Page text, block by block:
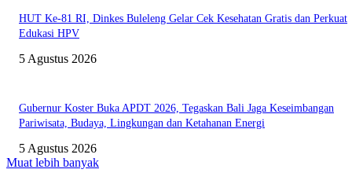
HUT Ke-81 RI, Dinkes Buleleng Gelar Cek Kesehatan Gratis dan Perkuat
Edukasi HPV
5 Agustus 2026
Gubernur Koster Buka APDT 2026, Tegaskan Bali Jaga Keseimbangan
Pariwisata, Budaya, Lingkungan dan Ketahanan Energi
5 Agustus 2026
Muat lebih banyak